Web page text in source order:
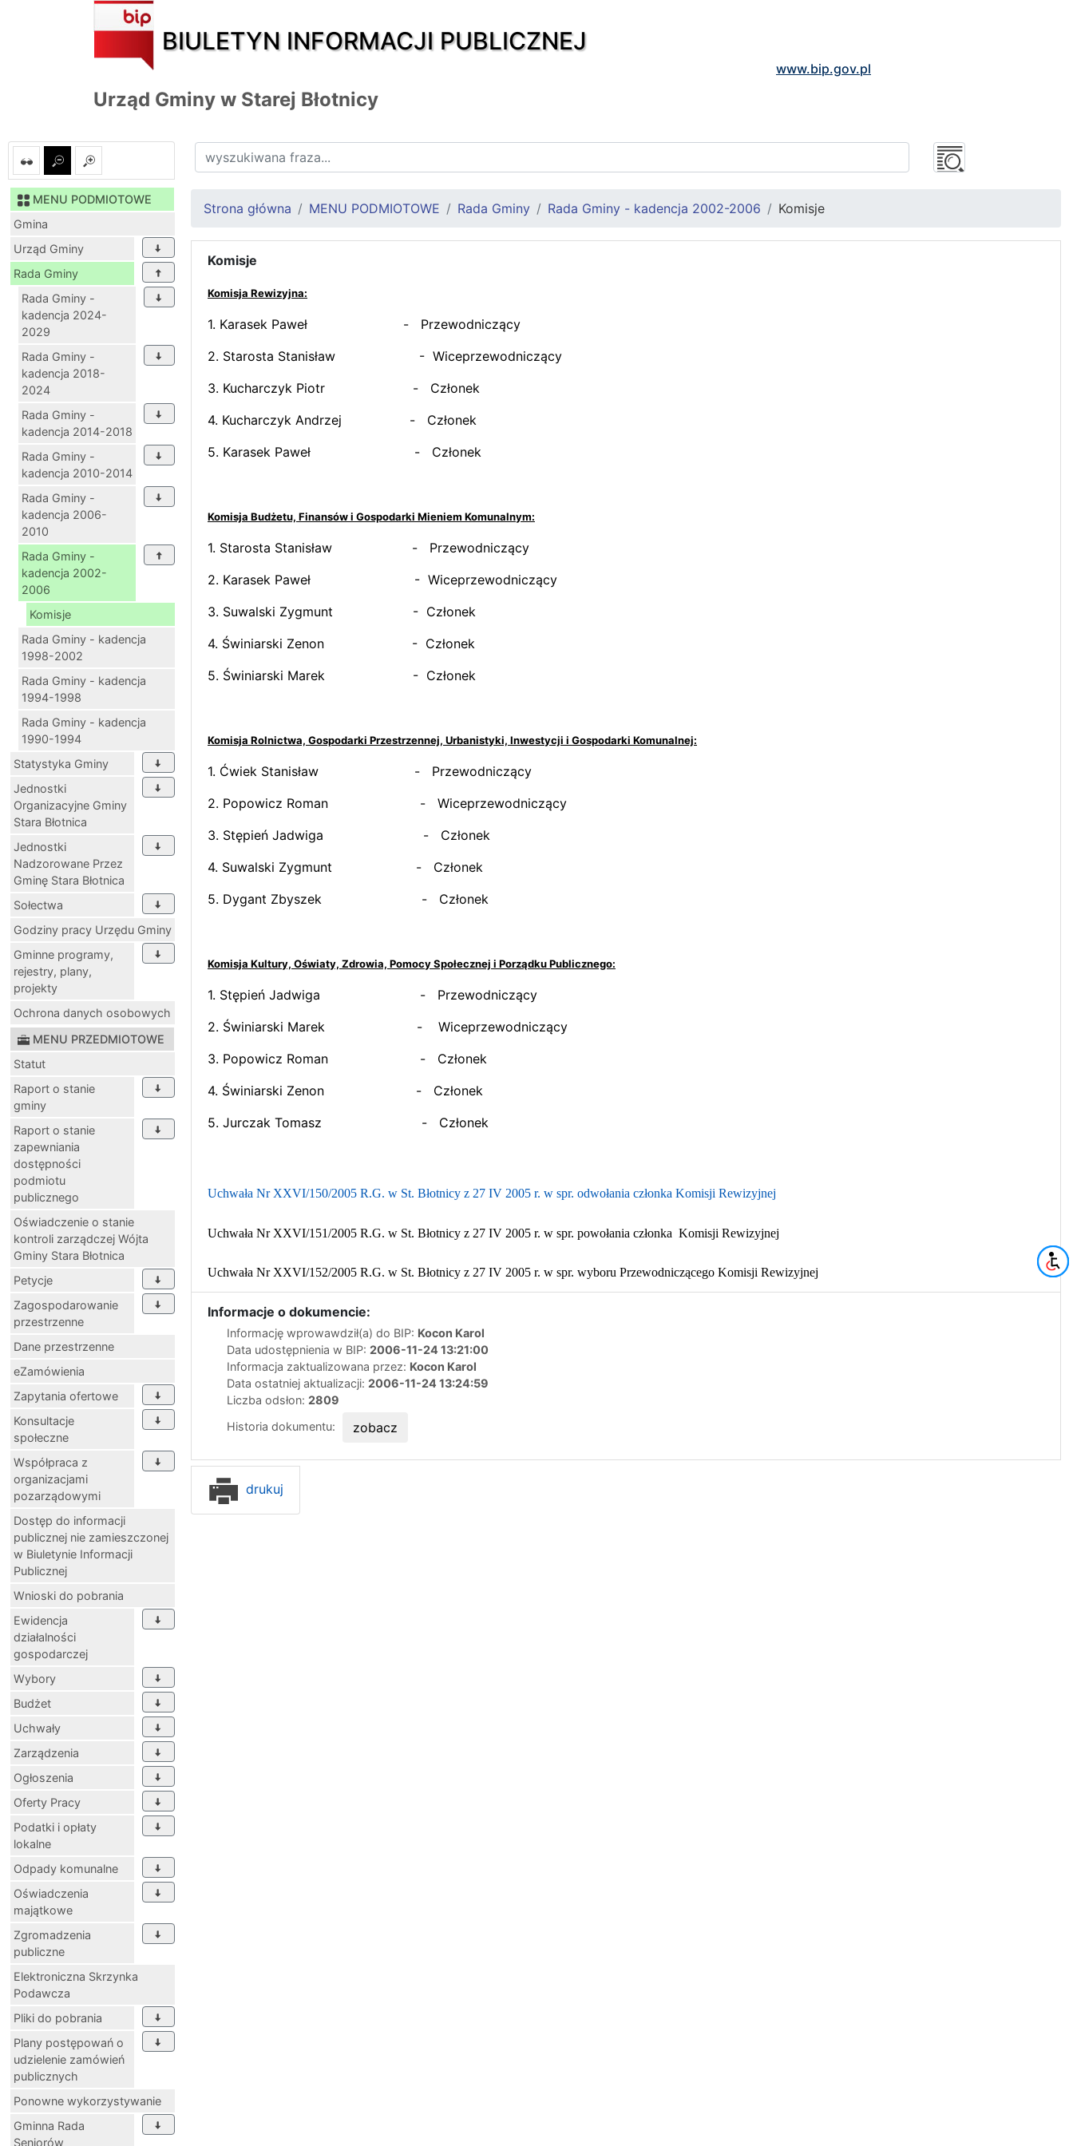
BIULETYN INFORMACJI PUBLICZNEJ
www.bip.gov.pl
Urząd Gminy w Starej Błotnicy
MENU PODMIOTOWE
Gmina
Urząd Gminy
Rada Gminy
Rada Gminy -
kadencja 2024-
2029
Rada Gminy -
kadencja 2018-
2024
Rada Gminy -
kadencja 2014-2018
Rada Gminy -
kadencja 2010-2014
Rada Gminy -
kadencja 2006-
2010
Rada Gminy -
kadencja 2002-
2006
Komisje
Rada Gminy - kadencja
1998-2002
Rada Gminy - kadencja
1994-1998
Rada Gminy - kadencja
1990-1994
Statystyka Gminy
Jednostki
Organizacyjne Gminy
Stara Błotnica
Jednostki
Nadzorowane Przez
Gminę Stara Błotnica
Sołectwa
Godziny pracy Urzędu Gminy
Gminne programy,
rejestry, plany,
projekty
Ochrona danych osobowych
MENU PRZEDMIOTOWE
Statut
Raport o stanie
gminy
Raport o stanie
zapewniania
dostępności
podmiotu
publicznego
Oświadczenie o stanie
kontroli zarządczej Wójta
Gminy Stara Błotnica
Petycje
Zagospodarowanie
przestrzenne
Dane przestrzenne
eZamówienia
Zapytania ofertowe
Konsultacje
społeczne
Współpraca z
organizacjami
pozarządowymi
Dostęp do informacji
publicznej nie zamieszczonej
w Biuletynie Informacji
Publicznej
Wnioski do pobrania
Ewidencja
działalności
gospodarczej
Wybory
Budżet
Uchwały
Zarządzenia
Ogłoszenia
Oferty Pracy
Podatki i opłaty
lokalne
Odpady komunalne
Oświadczenia
majątkowe
Zgromadzenia
publiczne
Elektroniczna Skrzynka
Podawcza
Pliki do pobrania
Plany postępowań o
udzielenie zamówień
publicznych
Ponowne wykorzystywanie
Gminna Rada
Seniorów
Strona główna MENU PODMIOTOWE Rada Gminy Rada Gminy - kadencja 2002-2006 Komisje
Komisje
Komisja Rewizyjna:
1. Karasek Paweł - Przewodniczący
2. Starosta Stanisław - Wiceprzewodniczący
3. Kucharczyk Piotr - Członek
4. Kucharczyk Andrzej - Członek
5. Karasek Paweł - Członek
Komisja Budżetu, Finansów i Gospodarki Mieniem Komunalnym:
1. Starosta Stanisław - Przewodniczący
2. Karasek Paweł - Wiceprzewodniczący
3. Suwalski Zygmunt - Członek
4. Świniarski Zenon - Członek
5. Świniarski Marek - Członek
Komisja Rolnictwa, Gospodarki Przestrzennej, Urbanistyki, Inwestycji i Gospodarki Komunalnej:
1. Ćwiek Stanisław - Przewodniczący
2. Popowicz Roman - Wiceprzewodniczący
3. Stępień Jadwiga - Członek
4. Suwalski Zygmunt - Członek
5. Dygant Zbyszek - Członek
Komisja Kultury, Oświaty, Zdrowia, Pomocy Społecznej i Porządku Publicznego:
1. Stępień Jadwiga - Przewodniczący
2. Świniarski Marek - Wiceprzewodniczący
3. Popowicz Roman - Członek
4. Świniarski Zenon - Członek
5. Jurczak Tomasz - Członek
Uchwała Nr XXVI/150/2005 R.G. w St. Błotnicy z 27 IV 2005 r. w spr. odwołania członka Komisji Rewizyjnej
Uchwała Nr XXVI/151/2005 R.G. w St. Błotnicy z 27 IV 2005 r. w spr. powołania członka Komisji Rewizyjnej
Uchwała Nr XXVI/152/2005 R.G. w St. Błotnicy z 27 IV 2005 r. w spr. wyboru Przewodniczącego Komisji Rewizyjnej
Informacje o dokumencie:
Informację wprowawdził(a) do BIP: Kocon Karol
Data udostępnienia w BIP: 2006-11-24 13:21:00
Informacja zaktualizowana przez: Kocon Karol
Data ostatniej aktualizacji: 2006-11-24 13:24:59
Liczba odsłon: 2809
Historia dokumentu:
zobacz
drukuj